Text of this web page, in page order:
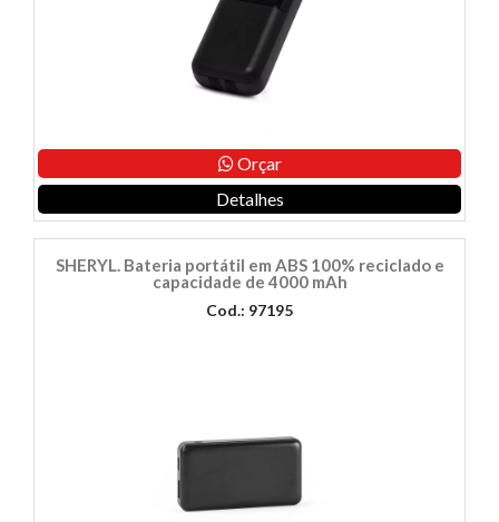
Orçar
Detalhes
SHERYL. Bateria portátil em ABS 100% reciclado e
capacidade de 4000 mAh
Cod.: 97195